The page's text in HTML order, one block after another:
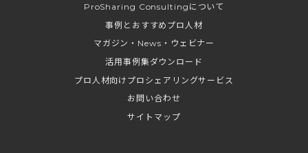
ProSharing Consultingについて
事例とおすすめプロ人材
マガジン・News・ウェビナー
活用事例集ダウンロード
プロ人材向けプロシェアリングサービス
お問い合わせ
サイトマップ